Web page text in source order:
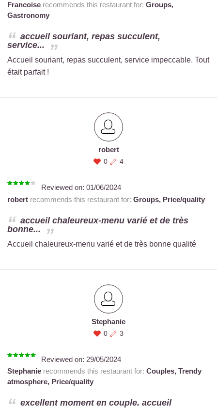
Francoise recommends this restaurant for: Groups,
Gastronomy
accueil souriant, repas succulent,
service...
Accueil souriant, repas succulent, service impeccable. Tout
était parfait !
robert
0 4
Reviewed on: 01/06/2024
robert recommends this restaurant for: Groups, Price/quality
accueil chaleureux-menu varié et de très
bonne...
Accueil chaleureux-menu varié et de très bonne qualité
Stephanie
0 3
Reviewed on: 29/05/2024
Stephanie recommends this restaurant for: Couples, Trendy
atmosphere, Price/quality
excellent moment en couple. accueil